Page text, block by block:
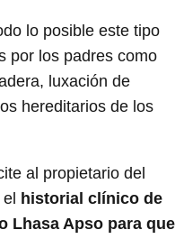
lo posible este tipo
por los padres como
luxación de
hereditarios de los
al propietario del
historial clínico de
Lhasa Apso para que